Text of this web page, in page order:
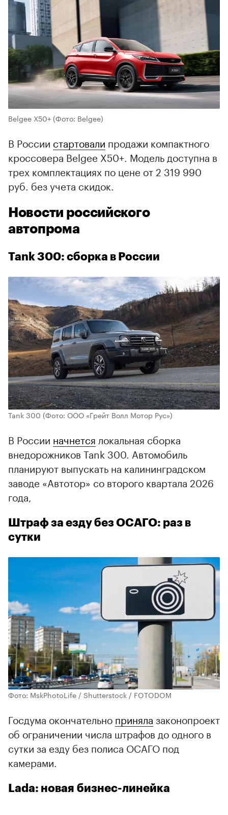
Belgee X50+(Фото: Belgee)
В России стартовали продажи компактного
кроссовера Belgee X50+. Модель доступна в
трех комплектациях по цене от 2 319 990
руб. без учета скидок.
Новости российского
автопрома
Tank 300: сборка в России
Tank 300 (Фото: ООО «Грейт Волл Мотор Рус»)
В России начнется локальная сборка
внедорожников Tank 300. Автомобиль
планируют выпускать на калининградском
заводе «Автотор» со второго квартала 2026
года,
Штраф за езду без ОСАГО: раз в
сутки
Фото: MskPhotoLife / Shutterstock / FOTODOM
Госдума окончательно приняла законопроект
об ограничении числа штрафов до одного в
сутки за езду без полиса ОСАГО под
камерами.
Lada: новая бизнес-линейка